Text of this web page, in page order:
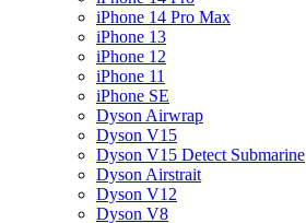
iPhone 14 Pro Max
iPhone 13
iPhone 12
iPhone 11
iPhone SE
Dyson Airwrap
Dyson V15
Dyson V15 Detect Submarine
Dyson Airstrait
Dyson V12
Dyson V8